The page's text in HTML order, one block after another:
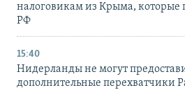
налоговикам из Крыма, которые
РФ
15:40
Нидерланды не могут
дополнительные перехватчики